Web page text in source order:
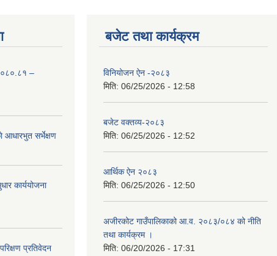
–
आधारभुत सर्भेक्षण
कार्ययोजना
प्रतिवेदन
बजेट तथा कार्यक्रम
विनियोजन ऐन -२०८३
मिति: 06/25/2026 - 12:58
बजेट वक्तव्य-२०८३
मिति: 06/25/2026 - 12:52
आर्थिक ऐन २०८३
मिति: 06/25/2026 - 12:50
अजीरकोट गाउँपालिकाको आ.व. २०८३/०८४ को नीति
तथा कार्यक्रम ।
मिति: 06/20/2026 - 17:31